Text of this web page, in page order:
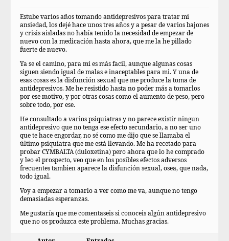
Estube varios años tomando antidepresivos para tratar mi
ansiedad, los dejé hace unos tres años y a pesar de varios bajones
y crisis aisladas no había tenido la necesidad de empezar de
nuevo con la medicación hasta ahora, que me la he pillado
fuerte de nuevo.
Ya se el camino, para mi es más facil, aunque algunas cosas
siguen siendo igual de malas e inaceptables para mi. Y una de
esas cosas es la disfunción sexual que me produce la toma de
antidepresivos. Me he resistido hasta no poder más a tomarlos
por ese motivo, y por otras cosas como el aumento de peso, pero
sobre todo, por ese.
He consultado a varios psiquiatras y no parece existir ningun
antidepresivo que no tenga ese efecto secundario, a no ser uno
que te hace engordar, no sé como me dijo que se llamaba el
último psiquiatra que me está llevando. Me ha recetado para
probar CYMBALTA (duloxetina) pero ahora que lo he comprado
y leo el prospecto, veo que en los posibles efectos adversos
frecuentes tambien aparece la disfunción sexual, osea, que nada,
todo igual.
Voy a empezar a tomarlo a ver como me va, aunque no tengo
demasiadas esperanzas.
Me gustaría que me comentaseis si conoceis algún antidepresivo
que no os produzca este problema. Muchas gracias.